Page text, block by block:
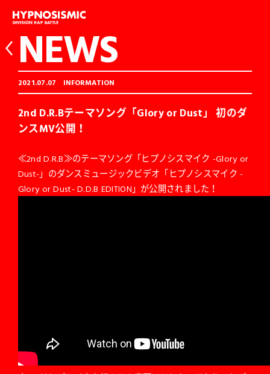
NEWS
2021.07.07 INFORMATION
2nd D.R.Bテーマソング「Glory or Dust」 初のダ
ンスMV公開！
≪2nd D.R.B≫のテーマソング「ヒプノシスマイク -Glory or
Dust-」のダンスミュージックビデオ「ヒプノシスマイク -
Glory or Dust- D.D.B EDITION」が公開されました！